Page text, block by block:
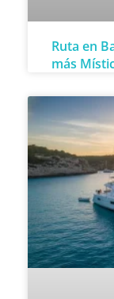
Ruta en
más